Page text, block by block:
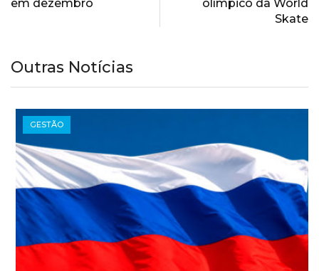
em dezembro
olímpico da World
Skate
Outras Notícias
GESTÃO